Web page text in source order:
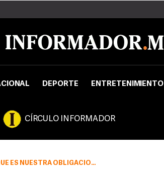
DEPORTE ENTRETENIMIENTO
CÍRCULO INFORMADOR
AJUSTADOS SIEMPRE A LA LEGALIDAD”